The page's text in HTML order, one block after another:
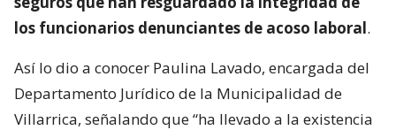
los funcionarios denunciantes de acoso laboral.
Así lo dio a conocer Paulina Lavado, encargada del
Departamento Jurídico de la Municipalidad de
Villarrica, señalando que “ha llevado a la existencia